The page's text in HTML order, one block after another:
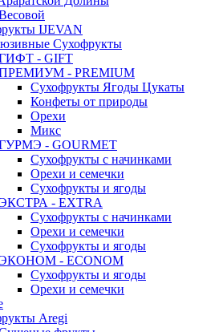
IJEVAN
Сухофрукты
- GIFT
- PREMIUM
Сухофрукты Ягоды Цукаты
Конфеты от природы
Орехи
Микс
- GOURMET
Сухофрукты с начинками
Орехи и семечки
Сухофрукты и ягоды
- EXTRA
Сухофрукты с начинками
Орехи и семечки
Сухофрукты и ягоды
- ECONOM
Сухофрукты и ягоды
Орехи и семечки
Aregi